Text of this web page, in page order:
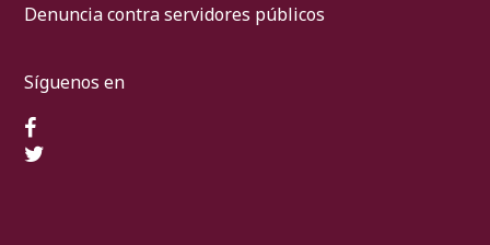
Denuncia contra servidores públicos
Síguenos en